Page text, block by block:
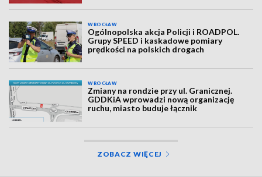
WROCŁAW
Ogólnopolska akcja Policji i ROADPOL.
Grupy SPEED i kaskadowe pomiary
prędkości na polskich drogach
WROCŁAW
Zmiany na rondzie przy ul. Granicznej.
GDDKiA wprowadzi nową organizację
ruchu, miasto buduje łącznik
ZOBACZ WIĘCEJ